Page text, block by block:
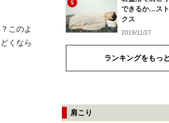
このよ
くなら
5
できるか…ス
クス
2019/11/27
ランキングをもっ
肩こり